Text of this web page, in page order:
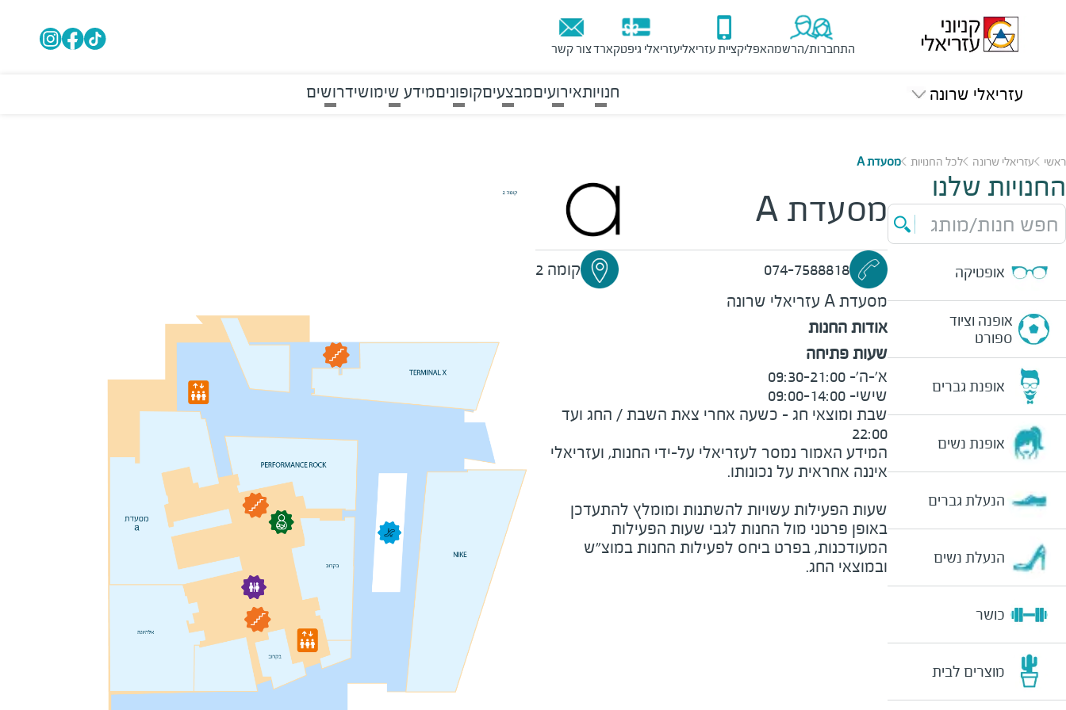
התחברות/הרשמהאפליקציית עזריאליעזריאלי גיפטקארדצור קשר
עזריאלי שרונה חנויותאירועיםמבצעיםקופוניםמידע שימושידרושים
ראשי עזריאלי שרונה לכל החנויות מסעדת A
החנויות שלנו
חפש חנות/מותג
אופטיקה
אופנה וציוד
ספורט
אופנת גברים
אופנת נשים
הנעלת גברים
הנעלת נשים
כושר
מוצרים לבית
מסעדת A
074-7588818
קומה 2
מסעדת A
עזריאלי שרונה
אודות החנות
שעות פתיחה
22:00
המידע האמור נמסר לעזריאלי על-ידי החנות, ועזריאלי
שעות הפעילות עשויות להשתנות ומומלץ להתעדכן
באופן פרטני מול החנות לגבי שעות הפעילות
המעודכנות, בפרט ביחס לפעילות החנות במוצ"ש
ובמוצאי החג.